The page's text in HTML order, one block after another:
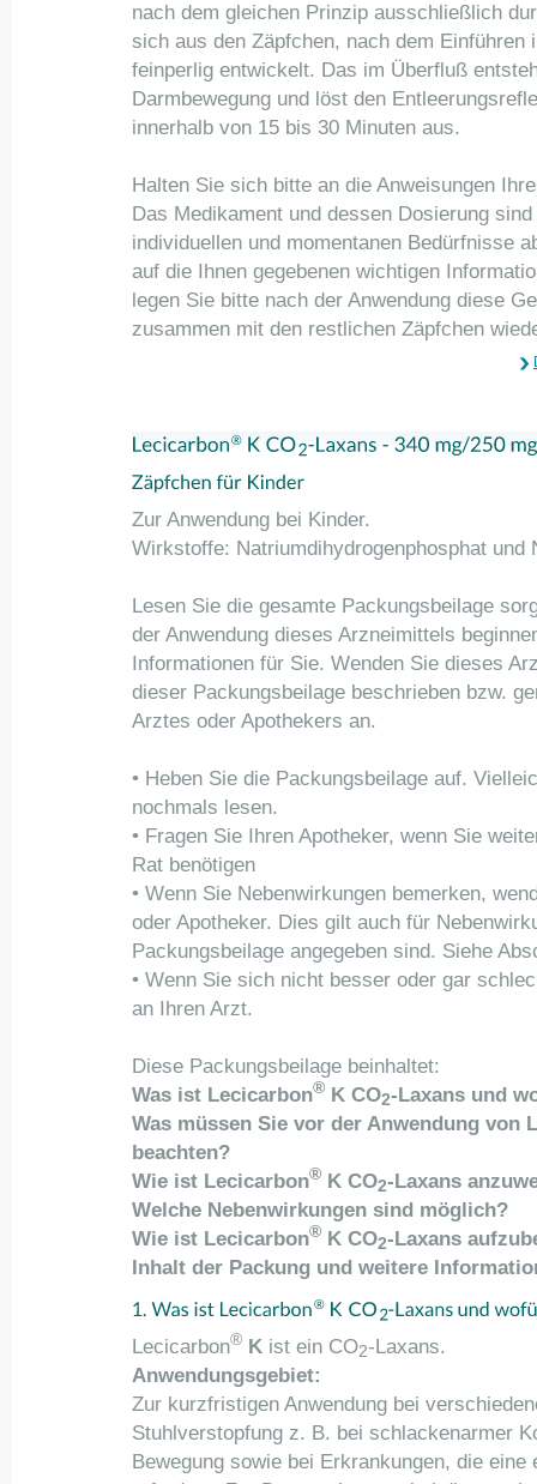
nach dem gleichen Prinzip ausschließlich
sich aus den Zäpfchen, nach dem Einführen
feinperlig entwickelt. Das im Überfluß
Darmbewegung und löst den
innerhalb von 15 bis 30 Minuten aus.
Halten Sie sich bitte an die Anweisungen
Das Medikament und dessen Dosierung
individuellen und momentanen Bedürfnisse
auf die Ihnen gegebenen wichtigen
legen Sie bitte nach der Anwendung diese
zusammen mit den restlichen Zäpfchen
Zur Anwendung bei Kinder.
Wirkstoffe: Natriumdihydrogenphosphat und
Lesen Sie die gesamte Packungsbeilage
der Anwendung dieses Arzneimittels
Informationen für Sie. Wenden Sie dieses
dieser Packungsbeilage beschrieben bzw.
Arztes oder Apothekers an.
• Heben Sie die Packungsbeilage auf.
nochmals lesen.
• Fragen Sie Ihren Apotheker, wenn Sie
Rat benötigen
• Wenn Sie Nebenwirkungen bemerken,
oder Apotheker. Dies gilt auch für
Packungsbeilage angegeben sind. Siehe
• Wenn Sie sich nicht besser oder gar
an Ihren Arzt.
Diese Packungsbeilage beinhaltet:
Was ist Lecicarbon® K CO2-Laxans und
Was müssen Sie vor der Anwendung von
beachten?
Wie ist Lecicarbon® K CO2-Laxans
Welche Nebenwirkungen sind möglich?
Wie ist Lecicarbon® K CO2-Laxans
Inhalt der Packung und weitere
Lecicarbon® K ist ein CO2-Laxans.
Anwendungsgebiet:
Zur kurzfristigen Anwendung bei
Stuhlverstopfung z. B. bei schlackenarmer
Bewegung sowie bei Erkrankungen, die